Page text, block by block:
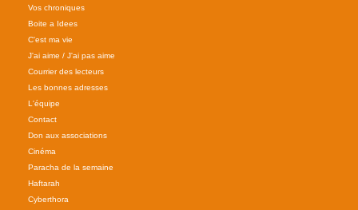
Vos chroniques
Boite a Idees
C'est ma vie
J'ai aime / J'ai pas aime
Courrier des lecteurs
Les bonnes adresses
L'équipe
Contact
Don aux associations
Cinéma
Paracha de la semaine
Haftarah
Cyberthora